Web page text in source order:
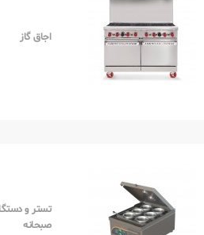
اجاق گاز
تستر و
صبحانه